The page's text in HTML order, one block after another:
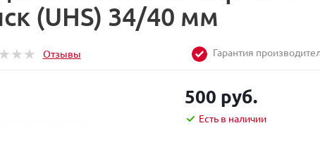
(UHS) 34/40 мм
Отзывы Гарантия
500 руб.
Есть в наличии